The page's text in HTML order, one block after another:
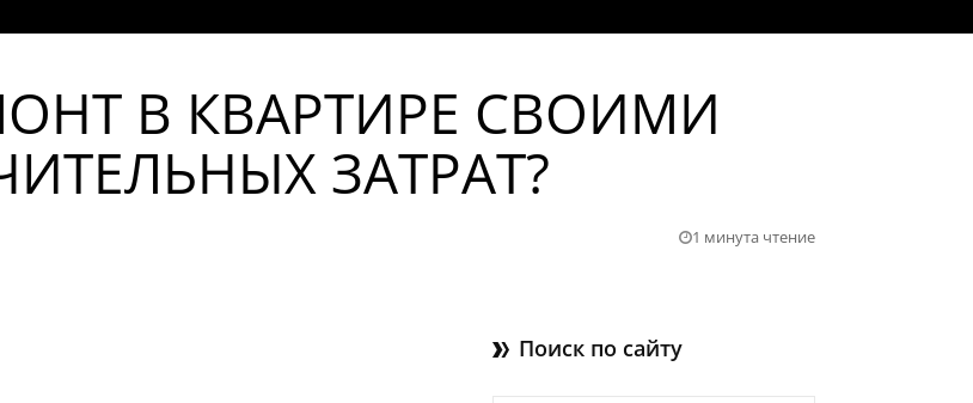
В КВАРТИРЕ СВОИМИ
ЗАТРАТ?
1 минута чтение
Поиск по сайту